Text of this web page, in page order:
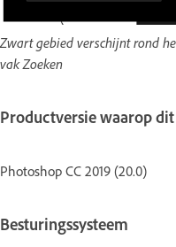
Zwart gebied verschijnt rond
vak Zoeken
Productversie waarop
Photoshop CC 2019 (20.0)
Besturingssysteem